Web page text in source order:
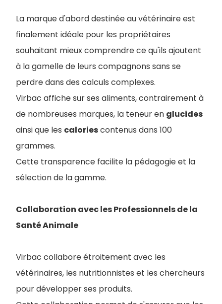
La marque d'abord destinée au vétérinaire est
finalement idéale pour les propriétaires
souhaitant mieux comprendre ce qu'ils ajoutent
à la gamelle de leurs compagnons sans se
perdre dans des calculs complexes.
Virbac affiche sur ses aliments, contrairement à
de nombreuses marques, la teneur en glucides
ainsi que les caloriescontenus dans 100
grammes.
Cette transparence facilite la pédagogie et la
sélection de la gamme.
Collaboration avec les Professionnels de la
Santé Animale
Virbac collabore étroitement avec les
vétérinaires, les nutritionnistes et les chercheurs
pour développer ses produits.